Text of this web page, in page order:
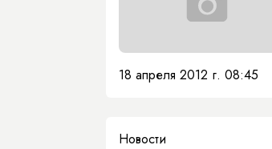
18 апреля 2012 г. 08:45
Новости